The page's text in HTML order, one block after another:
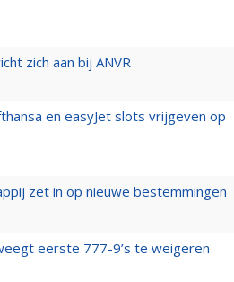
zich aan bij ANVR
en easyJet slots vrijgeven op
zet in op nieuwe bestemmingen
eerste 777-9’s te weigeren